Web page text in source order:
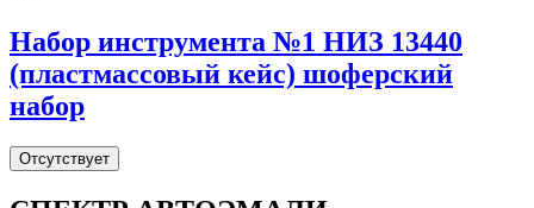
Набор инструмента №1 НИЗ 13440
(пластмассовый кейс) шоферский
набор
Отсутствует